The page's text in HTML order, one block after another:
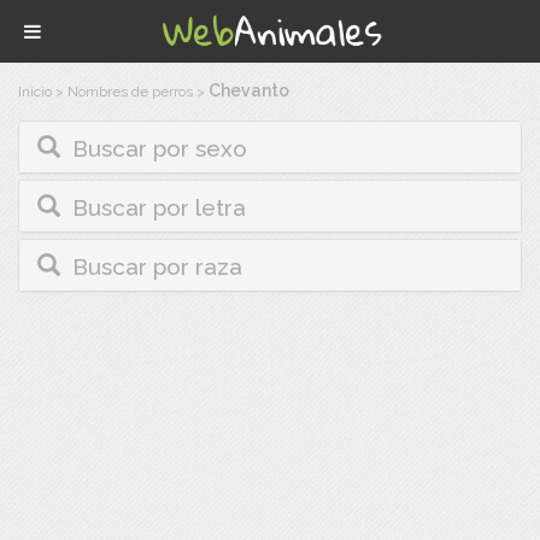
Inicio > Nombres de perros > Chevanto
Buscar por sexo
Buscar por letra
Buscar por raza